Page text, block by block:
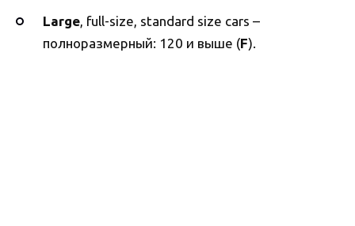
Large, full-size, standard size cars –
полноразмерный: 120 и выше (F).